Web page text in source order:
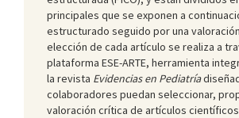
principales que se exponen a
estructurado seguido por una
elección de cada artículo se realiza a
plataforma ESE-ARTE, herramienta
la revista Evidencias en Pediatría
colaboradores puedan seleccionar,
valoración crítica de artículos